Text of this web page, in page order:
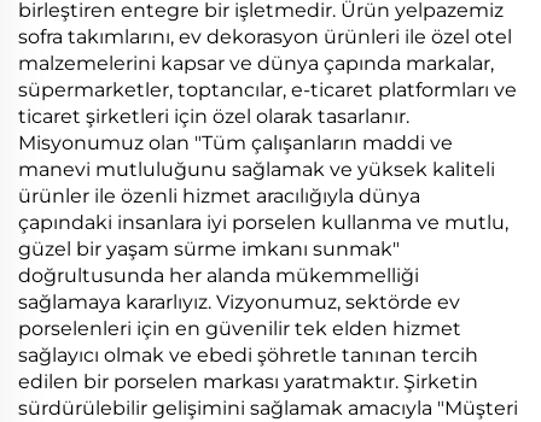
birleştiren entegre bir işletmedir. Ürün yelpazemiz
sofra takımlarını, ev dekorasyon ürünleri ile özel otel
malzemelerini kapsar ve dünya çapında markalar,
süpermarketler, toptancılar, e-ticaret platformları ve
ticaret şirketleri için özel olarak tasarlanır.
Misyonumuz olan "Tüm çalışanların maddi ve
manevi mutluluğunu sağlamak ve yüksek kaliteli
ürünler ile özenli hizmet aracılığıyla dünya
çapındaki insanlara iyi porselen kullanma ve mutlu,
güzel bir yaşam sürme imkanı sunmak"
doğrultusunda her alanda mükemmelliği
sağlamaya kararlıyız. Vizyonumuz, sektörde ev
porselenleri için en güvenilir tek elden hizmet
sağlayıcı olmak ve ebedi şöhretle tanınan tercih
edilen bir porselen markası yaratmaktır. Şirketin
sürdürülebilir gelişimini sağlamak amacıyla "Müşteri